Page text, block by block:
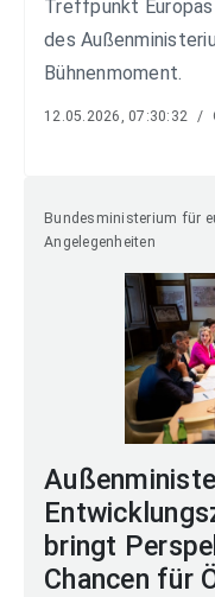
Treffpunkt
des
Bühnenmoment.
12.05.2026, 07:30:32 /
Bundesministerium für
Angelegenheiten
bringt
Chancen für